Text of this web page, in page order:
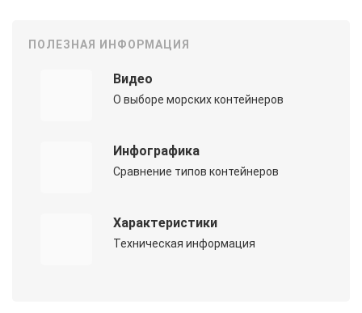
ПОЛЕЗНАЯ ИНФОРМАЦИЯ
Видео
О выборе морских контейнеров
Инфографика
Сравнение типов контейнеров
Характеристики
Техническая информация